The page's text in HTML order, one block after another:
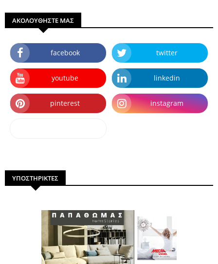
ΑΚΟΛΟΥΘΗΣΤΕ ΜΑΣ
facebook twitter
youtube linkedin
pinterest instagram
ΥΠΟΣΤΗΡΙΚΤΕΣ